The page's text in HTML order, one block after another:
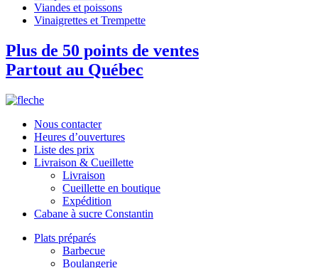
Viandes et poissons
Vinaigrettes et Trempette
Plus de 50 points de ventes
Partout au Québec
Nous contacter
Heures d’ouvertures
Liste des prix
Livraison & Cueillette
Livraison
Cueillette en boutique
Expédition
Cabane à sucre Constantin
Plats préparés
Barbecue
Boulangerie